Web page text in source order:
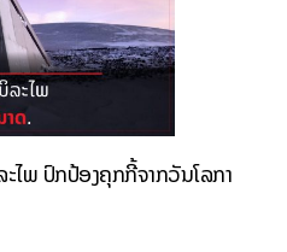
ະໄພ ປົກປ້ອງຄຸກກີ້ຈາກວັນໂລກາ